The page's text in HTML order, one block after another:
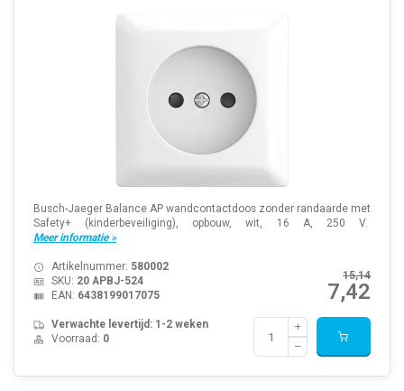
Busch-Jaeger Balance AP wandcontactdoos zonder randaarde met
Safety+ (kinderbeveiliging), opbouw, wit, 16 A, 250 V.
Meer informatie »
15,14
7,42
Artikelnummer: 580002
SKU: 20 APBJ-524
EAN: 6438199017075
Verwachte levertijd: 1-2 weken
Voorraad: 0